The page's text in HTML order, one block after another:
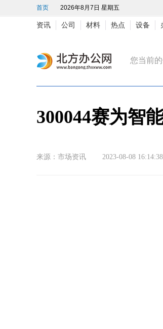
首页 2026年8月7日 星期五
资讯 公司 材料 热点 设备
您当前的
300044赛为智
来源：市场资讯 2023-08-08 16:14:38